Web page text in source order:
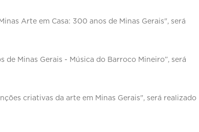
Arte em Casa: 300 anos de Minas Gerais", será
Minas Gerais - Música do Barroco Mineiro”, será
criativas da arte em Minas Gerais", será realizado